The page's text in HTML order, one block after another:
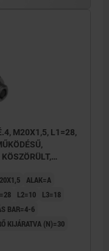
M20X1,5, L1=28,
ALAK=A
L2=10
L3=18
BAR=4-6
KIJÁRATVA (N)=30